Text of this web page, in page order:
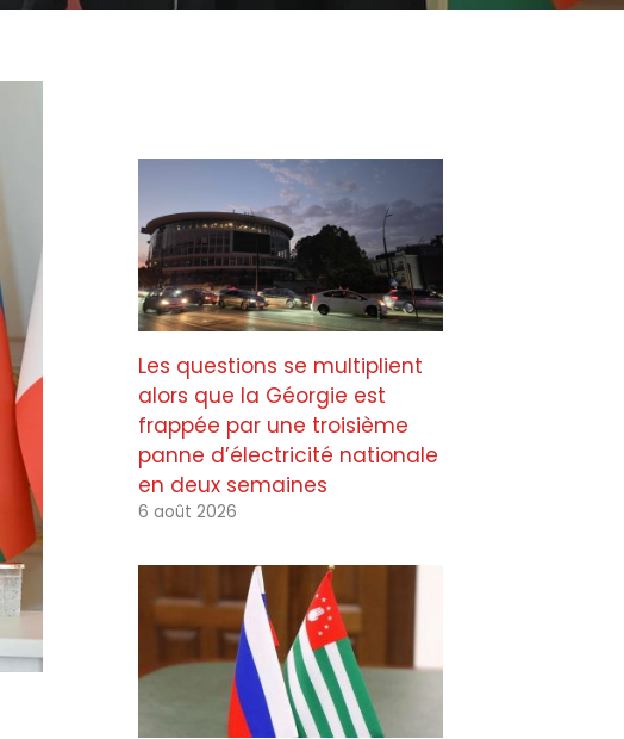
Les questions se multiplient
alors que la Géorgie est
frappée par une troisième
panne d’électricité nationale
en deux semaines
6 août 2026